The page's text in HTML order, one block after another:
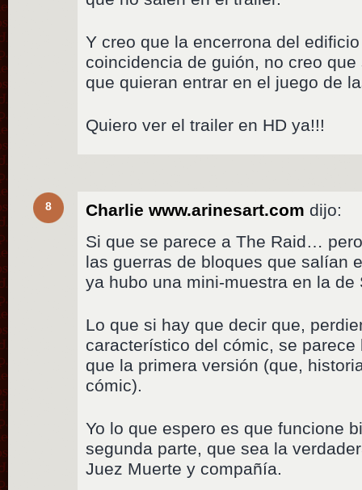
Y creo que la encerrona del
coincidencia de guión, no creo
que quieran entrar en el juego de
Quiero ver el trailer en HD ya!!!
8 Charlie www.arinesart.com dijo:
Si que se parece a The Raid…
las guerras de bloques que salían
ya hubo una mini-muestra en la de
Lo que si hay que decir que,
característico del cómic, se
que la primera versión (que,
cómic).
Yo lo que espero es que funcione
segunda parte, que sea la
Juez Muerte y compañía.